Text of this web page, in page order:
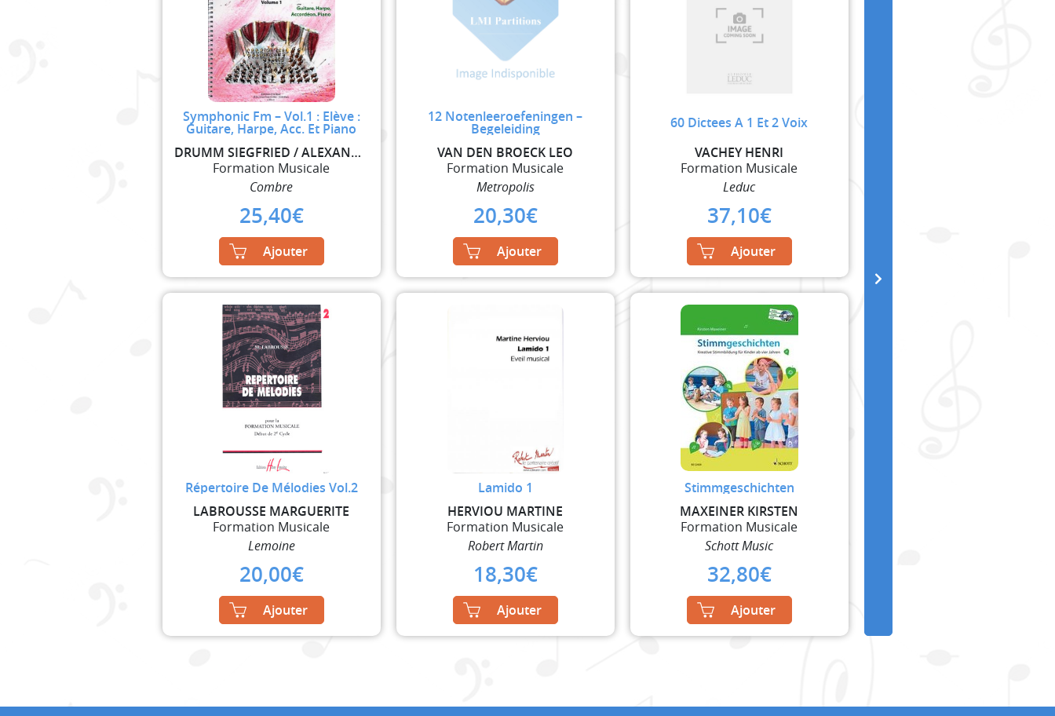
Symphonic Fm – Vol.1 : Elève :
Guitare, Harpe, Acc. Et Piano
DRUMM SIEGFRIED / ALEXANDRE JEAN FRANCOIS
Formation Musicale
Combre
25,40€
Ajouter
12 Notenleeroefeningen –
Begeleiding
VAN DEN BROECK LEO
Formation Musicale
Metropolis
20,30€
Ajouter
60 Dictees A 1 Et 2 Voix
VACHEY HENRI
Formation Musicale
Leduc
37,10€
Ajouter
Répertoire De Mélodies Vol.2
LABROUSSE MARGUERITE
Formation Musicale
Lemoine
20,00€
Ajouter
Lamido 1
HERVIOU MARTINE
Formation Musicale
Robert Martin
18,30€
Ajouter
Stimmgeschichten
MAXEINER KIRSTEN
Formation Musicale
Schott Music
32,80€
Ajouter